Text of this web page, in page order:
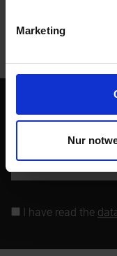
Marketing
Nur
Subscribe to the
I have read the